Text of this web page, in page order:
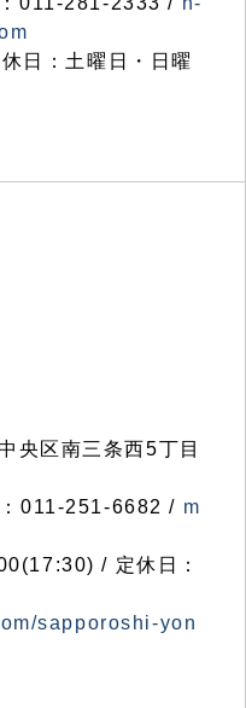
日：土曜日・日曜
区南三条西5丁目
011-251-6682 / m
/ 定休日：
sapporoshi-yon